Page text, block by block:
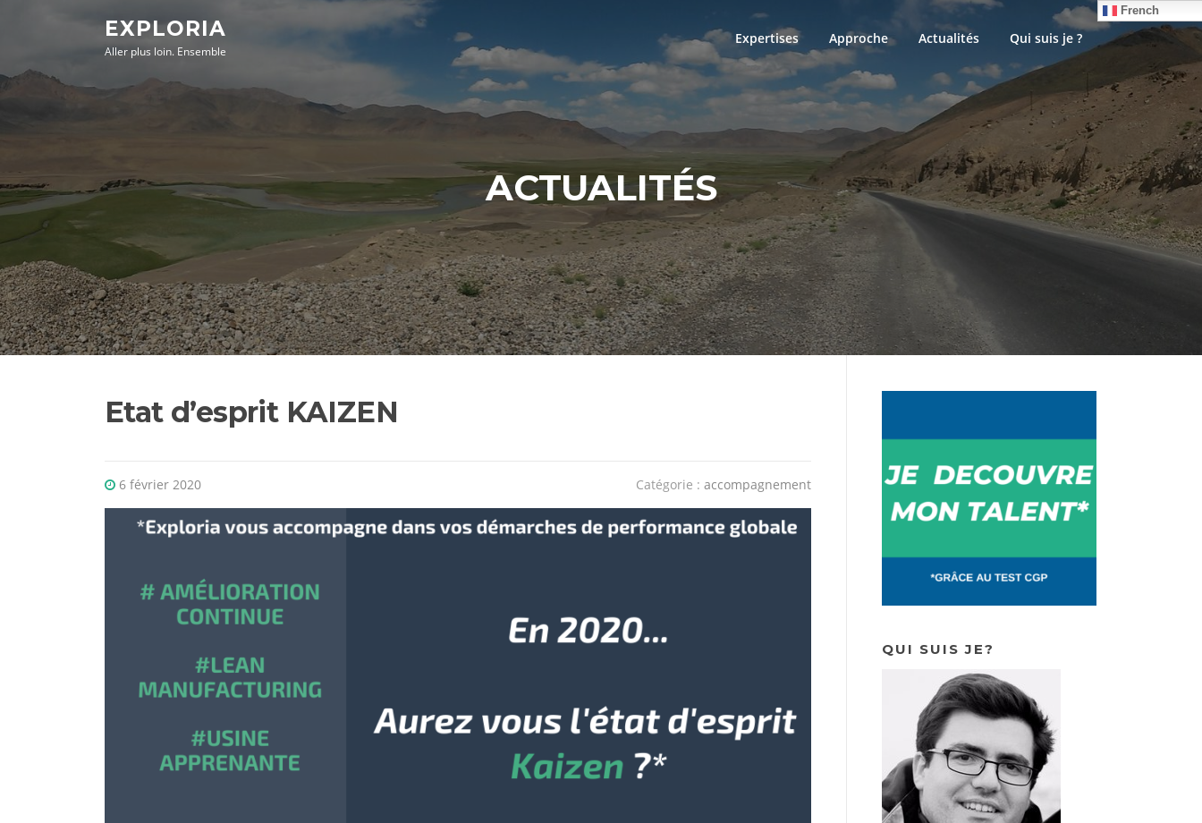
EXPLORIA
Aller plus loin. Ensemble
Expertises Approche Actualités Qui suis je ?
French
ACTUALITÉS
Etat d’esprit KAIZEN
6 février 2020 Catégorie : accompagnement
QUI SUIS JE?